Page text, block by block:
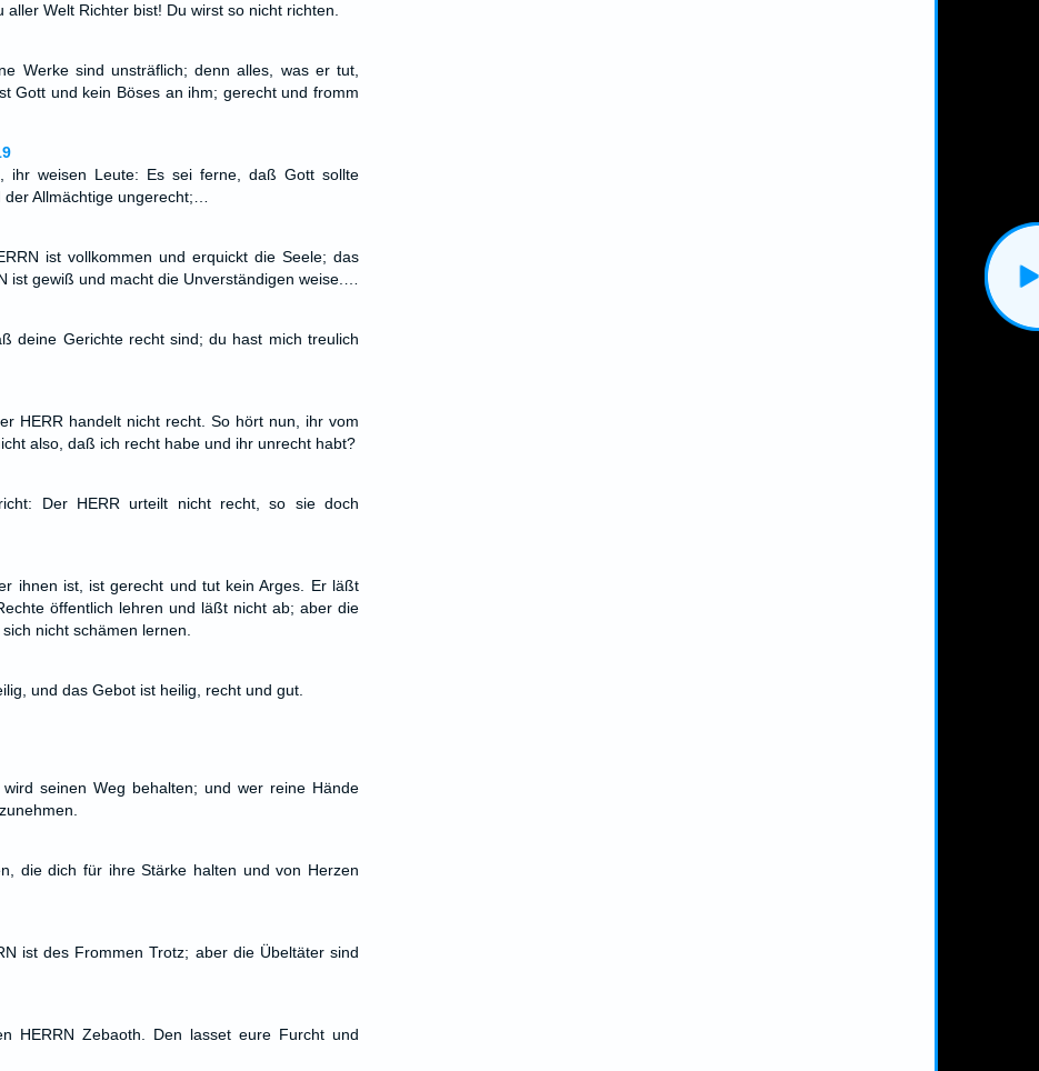
aller Welt Richter bist! Du wirst so nicht richten.
Werke sind unsträflich; denn alles, was er tut,
Gott und kein Böses an ihm; gerecht und fromm
ihr weisen Leute: Es sei ferne, daß Gott sollte
Allmächtige ungerecht;…
ist vollkommen und erquickt die Seele; das
ist gewiß und macht die Unverständigen weise.…
deine Gerichte recht sind; du hast mich treulich
HERR handelt nicht recht. So hört nun, ihr vom
also, daß ich recht habe und ihr unrecht habt?
Der HERR urteilt nicht recht, so sie doch
ihnen ist, ist gerecht und tut kein Arges. Er läßt
öffentlich lehren und läßt nicht ab; aber die
nicht schämen lernen.
und das Gebot ist heilig, recht und gut.
seinen Weg behalten; und wer reine Hände
die dich für ihre Stärke halten und von Herzen
ist des Frommen Trotz; aber die Übeltäter sind
HERRN Zebaoth. Den lasset eure Furcht und